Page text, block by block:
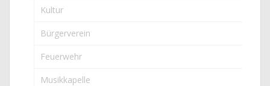
Kultur
Bürgerverein
Feuerwehr
Musikkapelle